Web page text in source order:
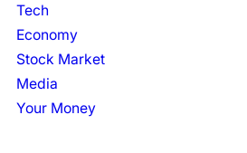
Tech
Economy
Stock Market
Media
Your Money